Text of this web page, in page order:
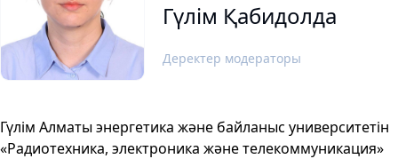
Гүлім Қабидолда
Деректер модераторы
Гүлім Алматы энергетика және байланыс университетін
«Радиотехника, электроника және телекоммуникация»